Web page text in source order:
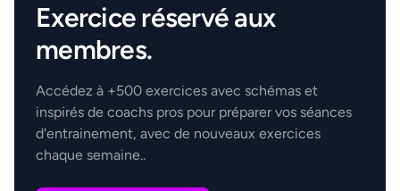
Exercice réservé aux
membres.
Accédez à +500 exercices avec schémas et
inspirés de coachs pros pour préparer vos séances
d'entrainement, avec de nouveaux exercices
chaque semaine..